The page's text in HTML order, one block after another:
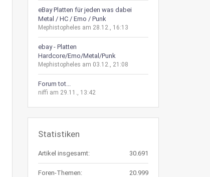
eBay Platten für jeden was dabei
Metal / HC / Emo / Punk
Mephistopheles am 28.12., 16:13
ebay - Platten
Hardcore/Emo/Metal/Punk
Mephistopheles am 03.12., 21:08
Forum tot...
niffi am 29.11., 13:42
Statistiken
Artikel insgesamt: 30.691
Foren-Themen: 20.999